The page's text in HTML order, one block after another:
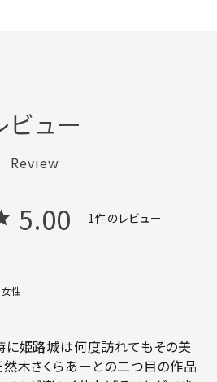
ビュー
Review
5.00 1
女性
に姫路城は何度訪れてもその美
然木さくらあーとの二つ目の作品